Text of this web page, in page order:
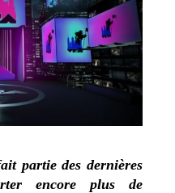
partie des dernières
encore plus de